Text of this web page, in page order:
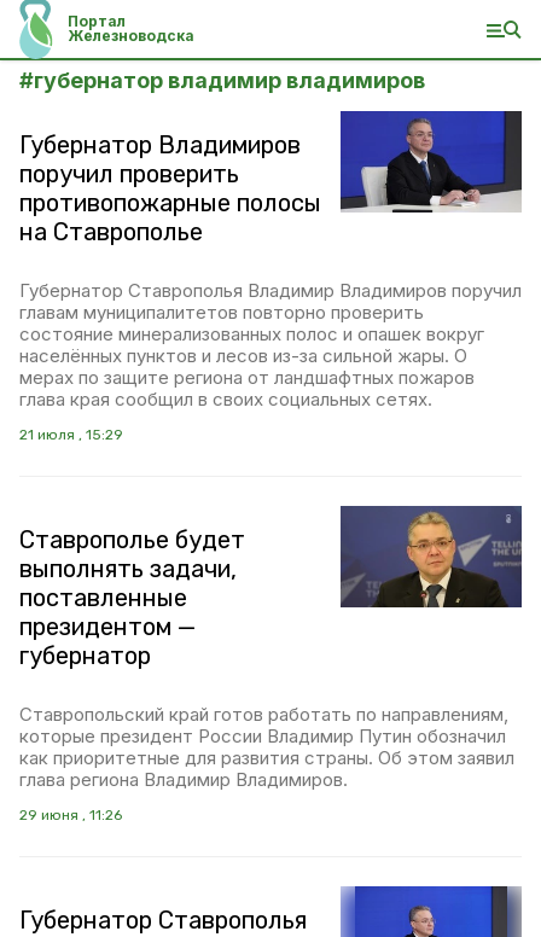
Портал
Железноводска
#губернатор владимир владимиров
Губернатор Владимиров
поручил проверить
противопожарные полосы
на Ставрополье
Губернатор Ставрополья Владимир Владимиров поручил
главам муниципалитетов повторно проверить
состояние минерализованных полос и опашек вокруг
населённых пунктов и лесов из-за сильной жары. О
мерах по защите региона от ландшафтных пожаров
глава края сообщил в своих социальных сетях.
21 июля , 15:29
Ставрополье будет
выполнять задачи,
поставленные
президентом —
губернатор
Ставропольский край готов работать по направлениям,
которые президент России Владимир Путин обозначил
как приоритетные для развития страны. Об этом заявил
глава региона Владимир Владимиров.
29 июня , 11:26
Губернатор Ставрополья